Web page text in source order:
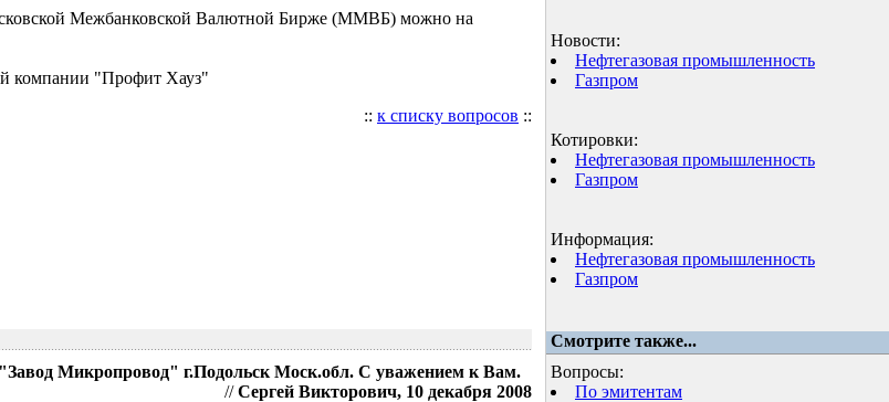
Межбанковской Валютной Бирже (ММВБ) можно на
компании "Профит Хауз"
:: к списку вопросов ::
Новости:
Нефтегазовая промышленность
Газпром
Котировки:
Нефтегазовая промышленность
Газпром
Информация:
Нефтегазовая промышленность
Газпром
Смотрите также...
Микропровод" г.Подольск Моск.обл. С уважением к Вам.
//Сергей Викторович, 10 декабря 2008
Вопросы:
По эмитентам